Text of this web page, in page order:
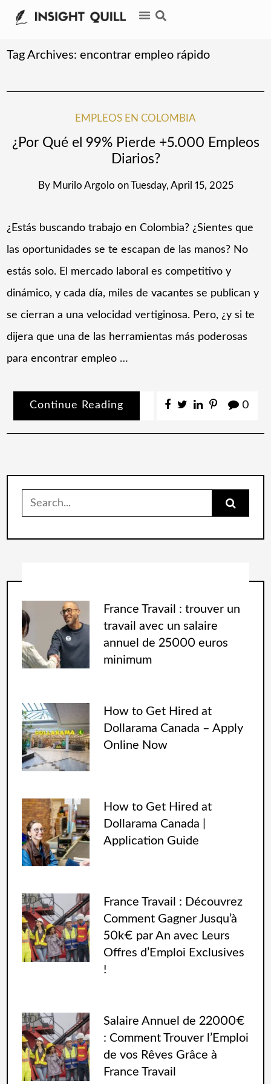
Tag Archives:encontrar empleo rápido
EMPLEOS EN COLOMBIA
¿Por Qué el 99% Pierde +5.000 Empleos
Diarios?
By Murilo Argolo on Tuesday, April 15, 2025
¿Estás buscando trabajo en Colombia? ¿Sientes que
las oportunidades se te escapan de las manos? No
estás solo. El mercado laboral es competitivo y
dinámico, y cada día, miles de vacantes se publican y
se cierran a una velocidad vertiginosa. Pero, ¿y si te
dijera que una de las herramientas más poderosas
para encontrar empleo …
Continue Reading 0
France Travail : trouver un
travail avec un salaire
annuel de 25000 euros
minimum
How to Get Hired at
Dollarama Canada – Apply
Online Now
How to Get Hired at
Dollarama Canada |
Application Guide
France Travail : Découvrez
Comment Gagner Jusqu’à
50k€ par An avec Leurs
Offres d’Emploi Exclusives
!
Salaire Annuel de 22000€
: Comment Trouver l’Emploi
de vos Rêves Grâce à
France Travail